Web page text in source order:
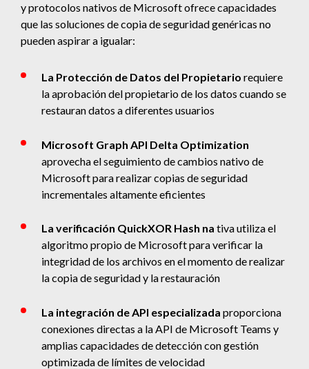
y protocolos nativos de Microsoft ofrece capacidades
que las soluciones de copia de seguridad genéricas no
pueden aspirar a igualar:
La Protección de Datos del Propietario requiere
la aprobación del propietario de los datos cuando se
restauran datos a diferentes usuarios
Microsoft Graph API Delta Optimization
aprovecha el seguimiento de cambios nativo de
Microsoft para realizar copias de seguridad
incrementales altamente eficientes
La verificación QuickXOR Hash na tiva utiliza el
algoritmo propio de Microsoft para verificar la
integridad de los archivos en el momento de realizar
la copia de seguridad y la restauración
La integración de API especializada proporciona
conexiones directas a la API de Microsoft Teams y
amplias capacidades de detección con gestión
optimizada de límites de velocidad